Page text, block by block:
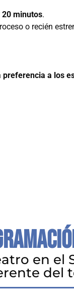
20 minutos.
o recién
preferencia a los
en el
del